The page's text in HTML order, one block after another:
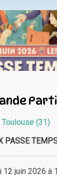
Toulouse (31)
PASSE
juin 2026 à